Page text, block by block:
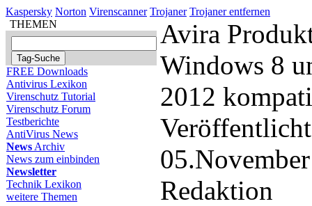
Kaspersky Norton Virenscanner Trojaner Trojaner entfernen
THEMEN
FREE Downloads
Antivirus Lexikon
Virenschutz Tutorial
Virenschutz Forum
Testberichte
AntiVirus News
News Archiv
News zum einbinden
Newsletter
Technik Lexikon
weitere Themen
Avira
Windows 8
2012
Redaktion